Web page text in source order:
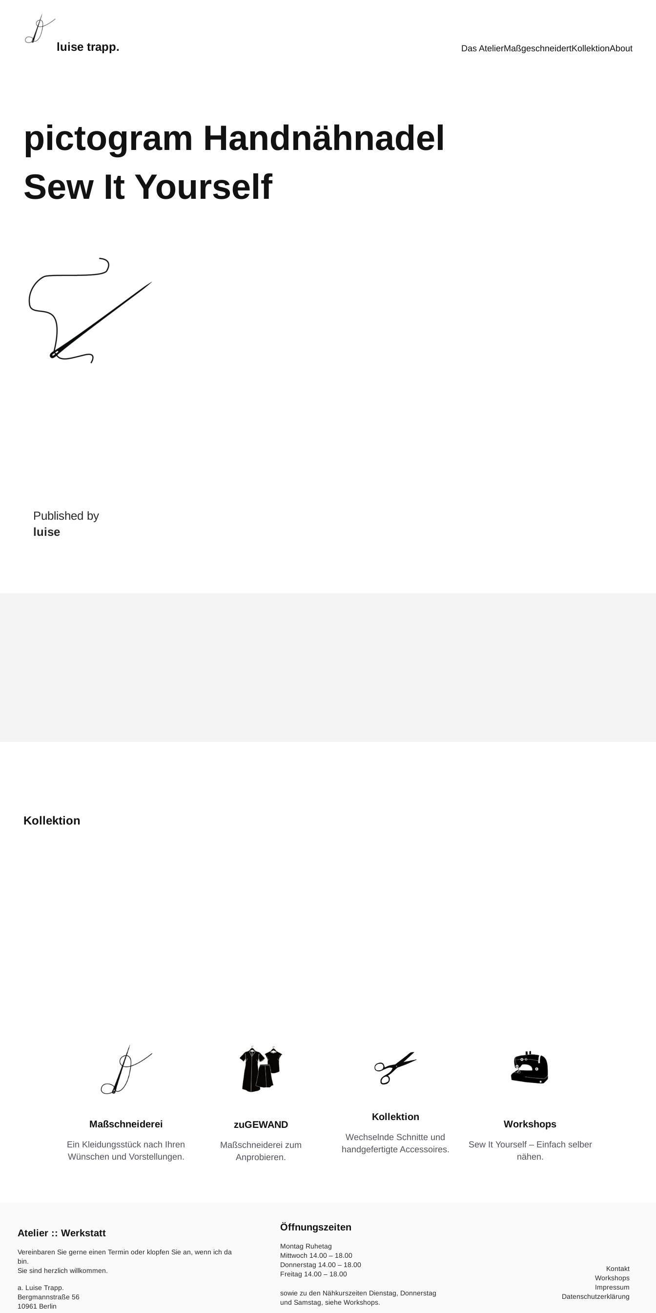
luise trapp. Das AtelierMaßgeschneidertKollektionAbout
pictogram Handnähnadel
Sew It Yourself
Published by
luise
Kollektion
Maßschneiderei
Ein Kleidungsstück nach Ihren
Wünschen und Vorstellungen.
zuGEWAND
Maßschneiderei zum
Anprobieren.
Kollektion
Wechselnde Schnitte und
handgefertigte Accessoires.
Workshops
Sew It Yourself – Einfach selber
nähen.
Atelier :: Werkstatt
Vereinbaren Sie gerne einen Termin oder klopfen Sie an, wenn ich da
bin.
Sie sind herzlich willkommen.
a. Luise Trapp.
Bergmannstraße 56
10961 Berlin
Öffnungszeiten
Montag Ruhetag
Mittwoch 14.00 – 18.00
Donnerstag 14.00 – 18.00
Freitag 14.00 – 18.00
sowie zu den Nähkurszeiten Dienstag, Donnerstag
und Samstag, siehe Workshops.
Kontakt
Workshops
Impressum
Datenschutzerklärung